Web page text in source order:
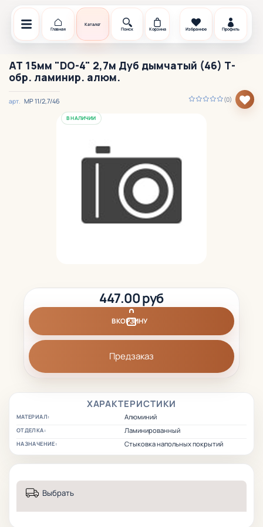
Главная
Каталог
Поиск
Корзина Избранное Профиль
АТ 15мм "DO-4" 2,7м Дуб дымчатый (46) Т-
обр. ламинир. алюм.
(0)
арт. МР 11/2,7/46
В НАЛИЧИИ
ХАРАКТЕРИСТИКИ
МАТЕРИАЛ: Алюминий
ОТДЕЛКА: Ламинированный
НАЗНАЧЕНИЕ: Стыковка напольных покрытий
447.00 руб
В КОРЗИНУ
Предзаказ
Выбрать